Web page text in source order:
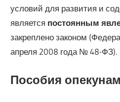
условий для развития и
является постоянным
закреплено законом
апреля 2008 года № 48-ФЗ).
Пособия опекунам